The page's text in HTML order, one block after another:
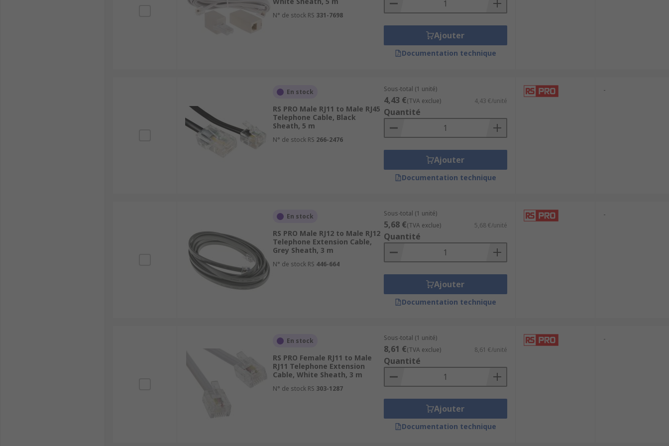
N° de stock RS 331-7698
Ajouter
Documentation technique
En stock
RS PRO Male RJ11 to Male RJ45
Telephone Cable, Black
Sheath, 5 m
N° de stock RS 266-2476
Sous-total (1 unité)
4,43 €(TVA exclue) 4,43 €/unité
Quantité
Ajouter
Documentation technique
-
En stock
RS PRO Male RJ12 to Male RJ12
Telephone Extension Cable,
Grey Sheath, 3 m
N° de stock RS 446-664
Sous-total (1 unité)
5,68 €(TVA exclue) 5,68 €/unité
Quantité
Ajouter
Documentation technique
-
En stock
RS PRO Female RJ11 to Male
RJ11 Telephone Extension
Cable, White Sheath, 3 m
N° de stock RS 303-1287
Sous-total (1 unité)
8,61 €(TVA exclue) 8,61 €/unité
Quantité
Ajouter
Documentation technique
-